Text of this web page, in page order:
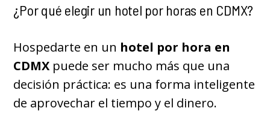
¿Por qué elegir un hotel por horas en CDMX?
Hospedarte en un hotel por hora en
CDMX puede ser mucho más que una
decisión práctica: es una forma inteligente
de aprovechar el tiempo y el dinero.